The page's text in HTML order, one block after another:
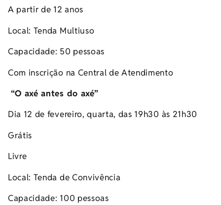
A partir de 12 anos
Local: Tenda Multiuso
Capacidade: 50 pessoas
Com inscrição na Central de Atendimento
“O axé antes do axé”
Dia 12 de fevereiro, quarta, das 19h30 às 21h30
Grátis
Livre
Local: Tenda de Convivência
Capacidade: 100 pessoas